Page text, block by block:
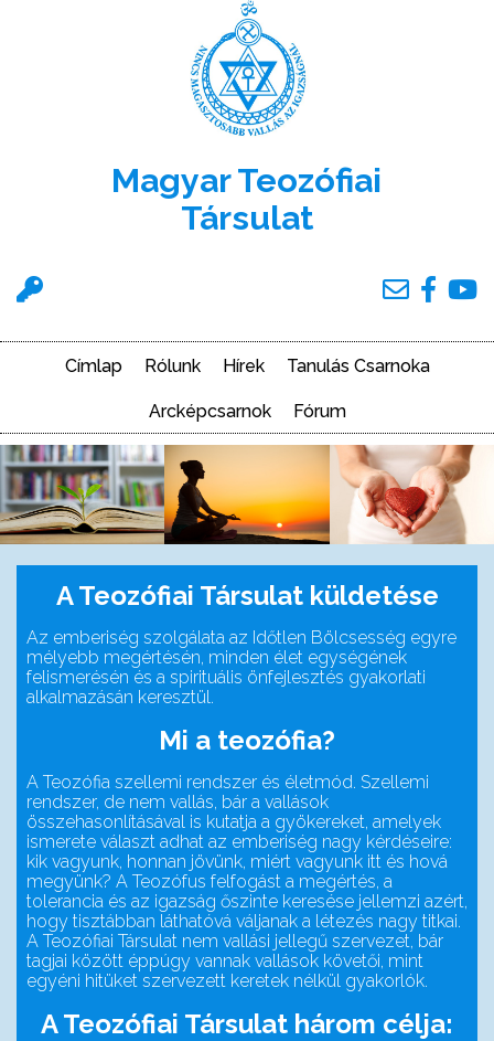
Felhasználói
Magyar Teozófiai
Társulat
Címlap Rólunk Hírek Tanulás Csarnoka
Arcképcsarnok Fórum
A Teozófiai Társulat küldetése
Az emberiség szolgálata az Időtlen Bölcsesség egyre
mélyebb megértésén, minden élet egységének
felismerésén és a spirituális önfejlesztés gyakorlati
alkalmazásán keresztül.
Mi a teozófia?
A Teozófia szellemi rendszer és életmód. Szellemi
rendszer, de nem vallás, bár a vallások
összehasonlításával is kutatja a gyökereket, amelyek
ismerete választ adhat az emberiség nagy kérdéseire:
kik vagyunk, honnan jövünk, miért vagyunk itt és hová
megyünk? A Teozófus felfogást a megértés, a
tolerancia és az igazság őszinte keresése jellemzi azért,
hogy tisztábban láthatóvá váljanak a létezés nagy titkai.
A Teozófiai Társulat nem vallási jellegű szervezet, bár
tagjai között éppúgy vannak vallások követői, mint
egyéni hitüket szervezett keretek nélkül gyakorlók.
A Teozófiai Társulat három célja: